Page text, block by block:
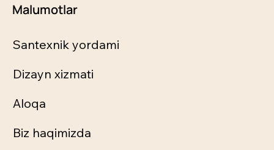
Malumotlar
Santexnik yordami
Dizayn xizmati
Aloqa
Biz haqimizda